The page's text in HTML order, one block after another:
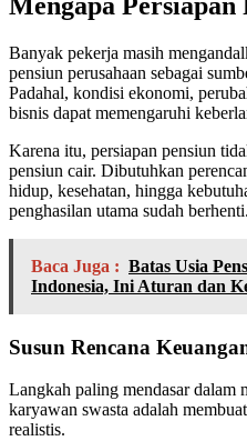
Banyak pekerja masih
pensiun perusahaan sebagai
Padahal, kondisi ekonomi,
bisnis dapat memengaruhi
Karena itu, persiapan pensiun
pensiun cair. Dibutuhkan
hidup, kesehatan, hingga
penghasilan utama sudah berhenti.
Baca Juga : Batas Usia
Indonesia, Ini Aturan dan
Susun Rencana
Langkah paling mendasar dalam
karyawan swasta adalah
realistis.